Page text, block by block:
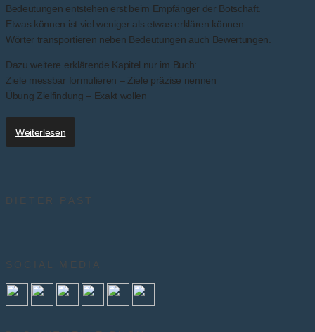
Bedeutungen entstehen erst beim Empfänger der Botschaft.
Etwas können ist viel weniger als etwas erklären können.
Wörter transportieren neben Bedeutungen auch Bewertungen.
Dazu weitere erklärende Kapitel nur im Buch:
Ziele messbar formulieren – Ziele präzise nennen
Übung Zielfindung – Exakt wollen
Weiterlesen
DIETER PAST
SOCIAL MEDIA